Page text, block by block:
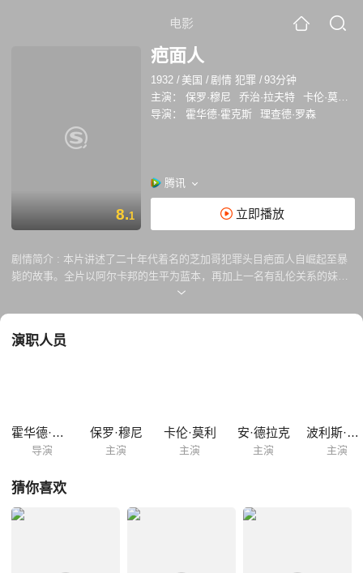
电影
8.1
疤面人
1932 / 美国 /剧情 犯罪 /93分钟
主演：
保罗·穆尼 乔治·拉夫特 卡伦·莫利
导演：
霍华德·霍克斯 理查德·罗森
腾讯
立即播放
剧情简介 : 本片讲述了二十年代着名的芝加哥犯罪头目疤面人自崛起至暴
毙的故事。全片以阿尔卡邦的生平为蓝本，再加上一名有乱伦关系的妹
妹，越发使内容显得复杂而敏感，在当年是具有重大影响力的犯罪片之
演职人员
霍华德·霍克斯
导演
保罗·穆尼
主演
卡伦·莫利
主演
安·德拉克
主演
波利斯·卡洛夫
主演
猜你喜欢